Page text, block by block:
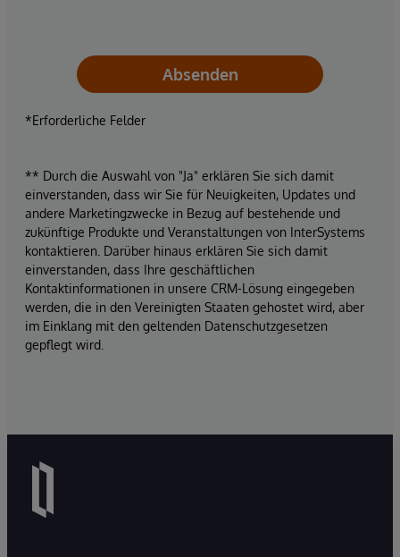
Absenden
*Erforderliche Felder
** Durch die Auswahl von "Ja" erklären Sie sich damit
einverstanden, dass wir Sie für Neuigkeiten, Updates und
andere Marketingzwecke in Bezug auf bestehende und
zukünftige Produkte und Veranstaltungen von InterSystems
kontaktieren. Darüber hinaus erklären Sie sich damit
einverstanden, dass Ihre geschäftlichen
Kontaktinformationen in unsere CRM-Lösung eingegeben
werden, die in den Vereinigten Staaten gehostet wird, aber
im Einklang mit den geltenden Datenschutzgesetzen
gepflegt wird.